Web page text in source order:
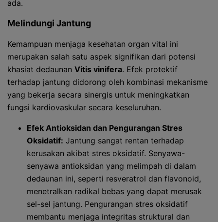
ada.
Melindungi Jantung
Kemampuan menjaga kesehatan organ vital ini
merupakan salah satu aspek signifikan dari potensi
khasiat dedaunan Vitis vinifera. Efek protektif
terhadap jantung didorong oleh kombinasi mekanisme
yang bekerja secara sinergis untuk meningkatkan
fungsi kardiovaskular secara keseluruhan.
Efek Antioksidan dan Pengurangan Stres
Oksidatif: Jantung sangat rentan terhadap
kerusakan akibat stres oksidatif. Senyawa-
senyawa antioksidan yang melimpah di dalam
dedaunan ini, seperti resveratrol dan flavonoid,
menetralkan radikal bebas yang dapat merusak
sel-sel jantung. Pengurangan stres oksidatif
membantu menjaga integritas struktural dan